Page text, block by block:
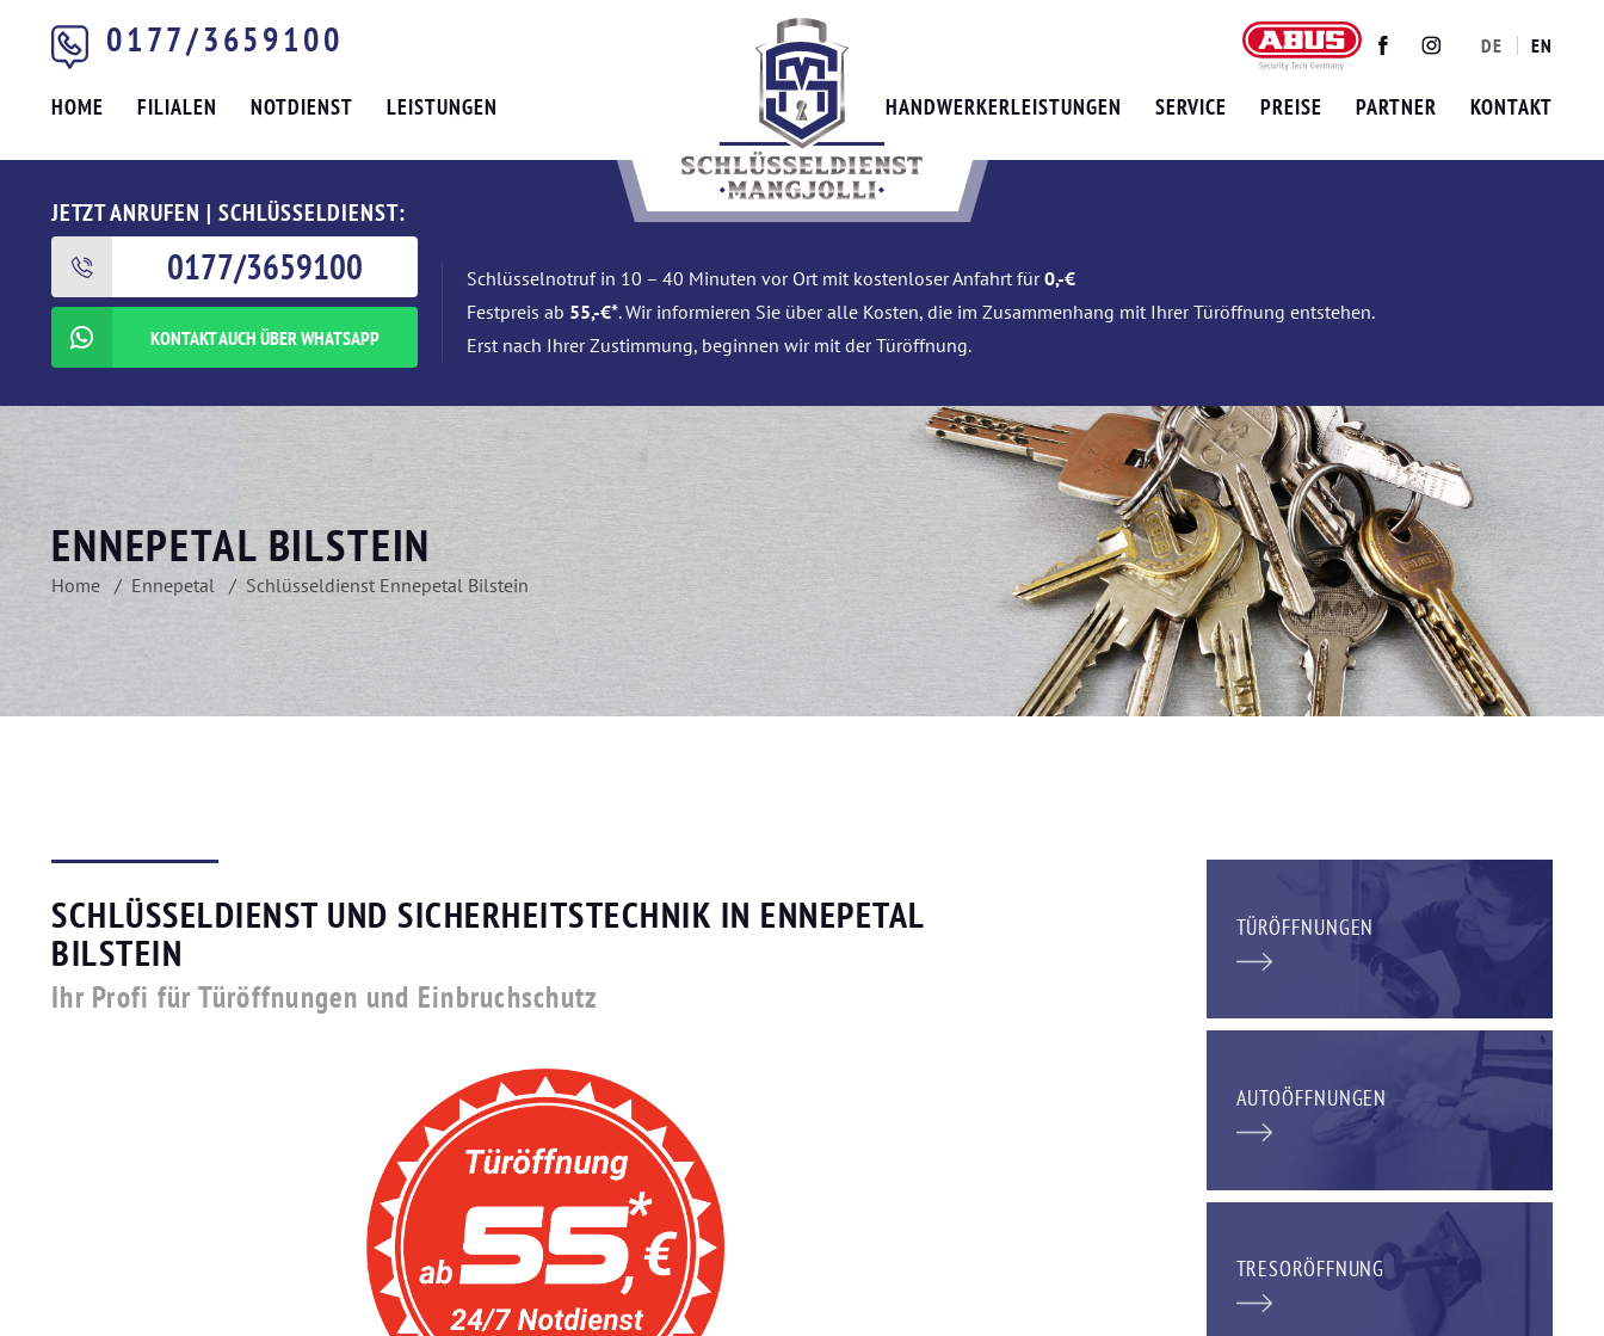
0177/3659100 TwitterFacebookInstagram
DE EN
HOME FILIALEN NOTDIENST LEISTUNGEN HANDWERKERLEISTUNGEN SERVICE PREISE PARTNER KONTAKT
JETZT ANRUFEN | SCHLÜSSELDIENST:
0177/3659100
KONTAKT AUCH ÜBER WHATSAPP
Schlüsselnotruf in 10 – 40 Minuten vor Ort mit kostenloser Anfahrt für0,-€
Festpreis ab 55,-€*. Wir informieren Sie über alle Kosten, die im Zusammenhang mit Ihrer Türöffnung entstehen.
Erst nach Ihrer Zustimmung, beginnen wir mit der Türöffnung.
ENNEPETAL BILSTEIN
Home Ennepetal Schlüsseldienst Ennepetal Bilstein
SCHLÜSSELDIENST UND SICHERHEITSTECHNIK IN ENNEPETAL
BILSTEIN
Ihr Profi für Türöffnungen und Einbruchschutz
TÜRÖFFNUNGEN
AUTOÖFFNUNGEN
TRESORÖFFNUNG